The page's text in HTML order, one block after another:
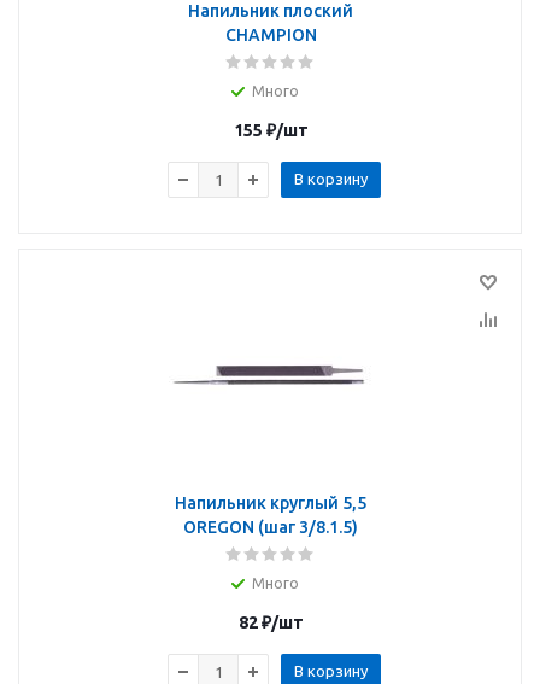
Напильник плоский
CHAMPION
Много
155 ₽/шт
В корзину
Напильник круглый 5,5
OREGON (шаг 3/8.1.5)
Много
82₽/шт
В корзину